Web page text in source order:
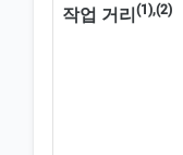
작업 거리(1),(2)